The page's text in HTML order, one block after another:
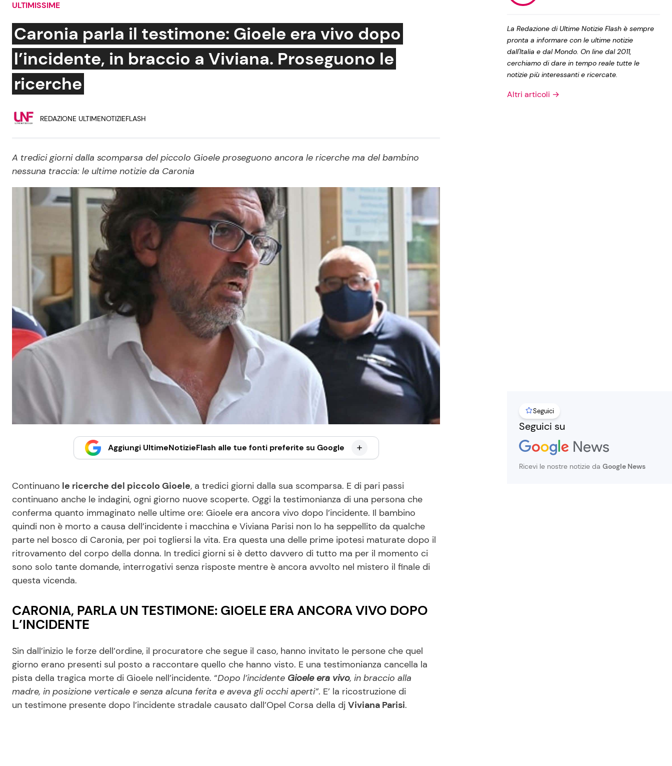
Social News
News dal mondo
Benessere
Salute
Viaggi e Turismo
Cucina e Ricette
Ricette Feste
Privacy Policy
ULTIMISSIME
Caronia parla il testimone: Gioele era vivo dopo
l’incidente, in braccio a Viviana. Proseguono le
ricerche
REDAZIONE ULTIMENOTIZIEFLASH
A tredici giorni dalla scomparsa del piccolo Gioele proseguono ancora le ricerche ma del bambino
nessuna traccia: le ultime notizie da Caronia
Aggiungi UltimeNotizieFlash alle tue fonti preferite su Google
Continuano le ricerche del piccolo Gioele, a tredici giorni dalla sua scomparsa. E di pari passi
continuano anche le indagini, ogni giorno nuove scoperte. Oggi la testimonianza di una persona che
conferma quanto immaginato nelle ultime ore: Gioele era ancora vivo dopo l’incidente. Il bambino
quindi non è morto a causa dell’incidente i macchina e Viviana Parisi non lo ha seppellito da qualche
parte nel bosco di Caronia, per poi togliersi la vita. Era questa una delle prime ipotesi maturate dopo il
ritrovamento del corpo della donna. In tredici giorni si è detto davvero di tutto ma per il momento ci
sono solo tante domande, interrogativi senza risposte mentre è ancora avvolto nel mistero il finale di
questa vicenda.
CARONIA, PARLA UN TESTIMONE: GIOELE ERA ANCORA VIVO DOPO
L’INCIDENTE
Sin dall’inizio le forze dell’ordine, il procuratore che segue il caso, hanno invitato le persone che quel
giorno erano presenti sul posto a raccontare quello che hanno visto. E una testimonianza cancella la
pista della tragica morte di Gioele nell’incidente. “Dopo l’incidente Gioele era vivo, in braccio alla
madre, in posizione verticale e senza alcuna ferita e aveva gli occhi aperti”. E’ la ricostruzione di
un testimone presente dopo l’incidente stradale causato dall’Opel Corsa della dj Viviana Parisi.
La Redazione di Ultime Notizie Flash è sempre
pronta a informare con le ultime notizie
dall'Italia e dal Mondo. On line dal 2011,
cerchiamo di dare in tempo reale tutte le
notizie più interessanti e ricercate.
Altri articoli →
Seguici
Seguici su
Ricevi le nostre notizie da Google News